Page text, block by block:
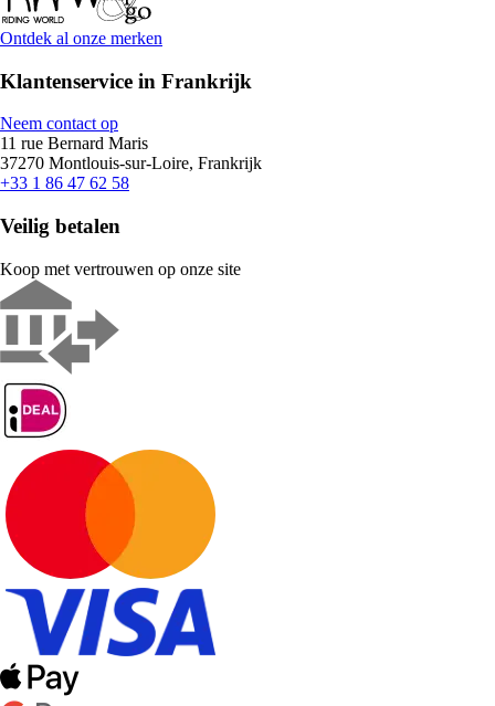
Ontdek al onze merken
Klantenservice in Frankrijk
Neem contact op
11 rue Bernard Maris
37270 Montlouis-sur-Loire, Frankrijk
+33 1 86 47 62 58
Veilig betalen
Koop met vertrouwen op onze site